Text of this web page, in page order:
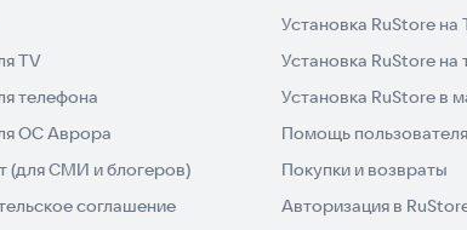
TV
телефона
ОС Аврора
(для СМИ и блогеров)
соглашение
Установка RuStore на
Установка RuStore на
Установка RuStore в
Помощь
Покупки и возвраты
Авторизация в